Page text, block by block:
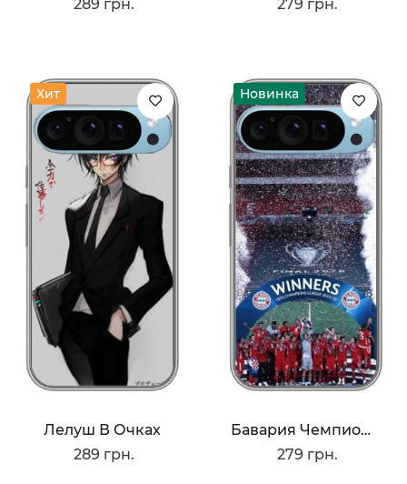
289 грн. 279 грн.
Хит
Лелуш В Очках
289 грн.
Новинка
Бавария Чемпионы
279 грн.